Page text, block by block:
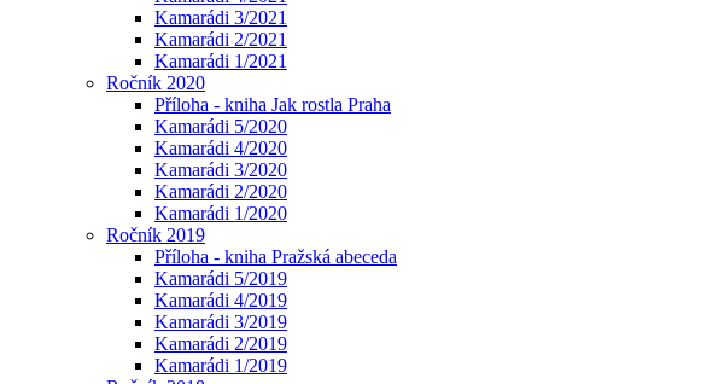
Kamarádi 3/2021
Kamarádi 2/2021
Kamarádi 1/2021
Ročník 2020
Příloha - kniha Jak rostla Praha
Kamarádi 5/2020
Kamarádi 4/2020
Kamarádi 3/2020
Kamarádi 2/2020
Kamarádi 1/2020
Ročník 2019
Příloha - kniha Pražská abeceda
Kamarádi 5/2019
Kamarádi 4/2019
Kamarádi 3/2019
Kamarádi 2/2019
Kamarádi 1/2019